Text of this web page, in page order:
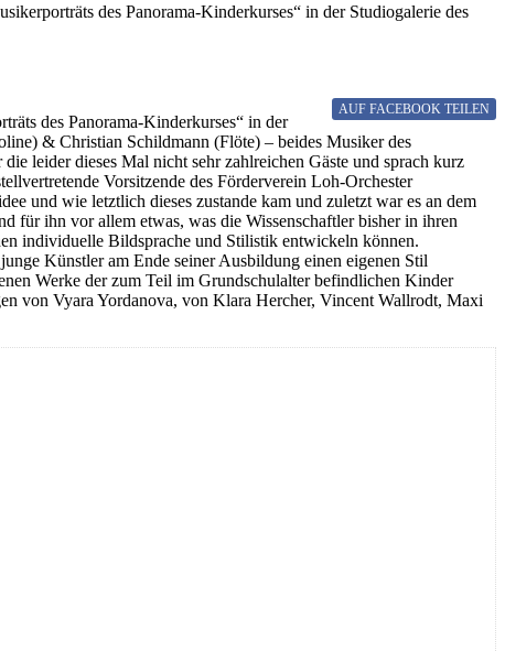
des Panorama-Kinderkurses“ in der Studiogalerie des
AUF FACEBOOK TEILEN
des Panorama-Kinderkurses“ in der
& Christian Schildmann (Flöte) – beides Musiker des
leider dieses Mal nicht sehr zahlreichen Gäste und sprach kurz
Vorsitzende des Förderverein Loh-Orchester
und wie letztlich dieses zustande kam und zuletzt war es an dem
für ihn vor allem etwas, was die Wissenschaftler bisher in ihren
individuelle Bildsprache und Stilistik entwickeln können.
Künstler am Ende seiner Ausbildung einen eigenen Stil
Werke der zum Teil im Grundschulalter befindlichen Kinder
von Vyara Yordanova, von Klara Hercher, Vincent Wallrodt, Maxi